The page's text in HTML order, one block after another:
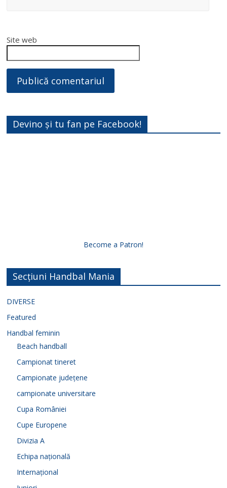
Site web
Devino și tu fan pe Facebook!
Become a Patron!
Secțiuni Handbal Mania
DIVERSE
Featured
Handbal feminin
Beach handball
Campionat tineret
Campionate județene
campionate universitare
Cupa României
Cupe Europene
Divizia A
Echipa națională
Internațional